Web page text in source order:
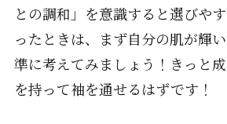
との調和」を意識すると選びや
ったときは、まず自分の肌が輝
準に考えてみましょう！きっと
を持って袖を通せるはずです！